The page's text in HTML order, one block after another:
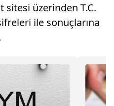
sitesi üzerinden T.C.
ile sonuçlarına